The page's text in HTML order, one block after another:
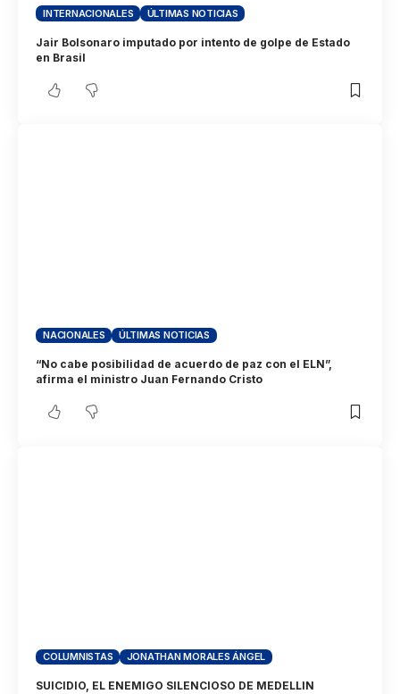
INTERNACIONALES ÚLTIMAS NOTICIAS
Jair Bolsonaro imputado por intento de golpe de Estado
en Brasil
NACIONALES ÚLTIMAS NOTICIAS
“No cabe posibilidad de acuerdo de paz con el ELN”,
afirma el ministro Juan Fernando Cristo
COLUMNISTAS JONATHAN MORALES ÁNGEL
SUICIDIO, EL ENEMIGO SILENCIOSO DE MEDELLIN